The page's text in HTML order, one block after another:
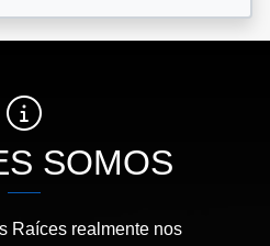
SOMOS
Raíces realmente nos